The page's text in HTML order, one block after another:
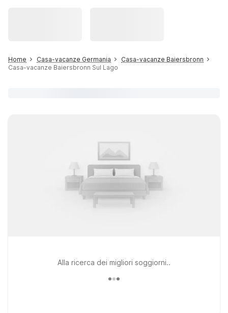
Home Casa-vacanze Germania
Casa-vacanze Baiersbronn
Casa-vacanze Baiersbronn Sul Lago
Alla ricerca dei migliori soggiorni..